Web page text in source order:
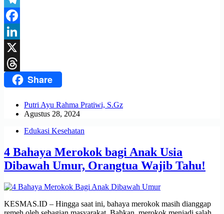
Telegram
Facebook
LinkedIn
X
ThreadsShare
Putri Ayu Rahma Pratiwi, S.Gz
Agustus 28, 2024
Edukasi Kesehatan
4 Bahaya Merokok bagi Anak Usia
Dibawah Umur, Orangtua Wajib Tahu!
KESMAS.ID – Hingga saat ini, bahaya merokok masih dianggap